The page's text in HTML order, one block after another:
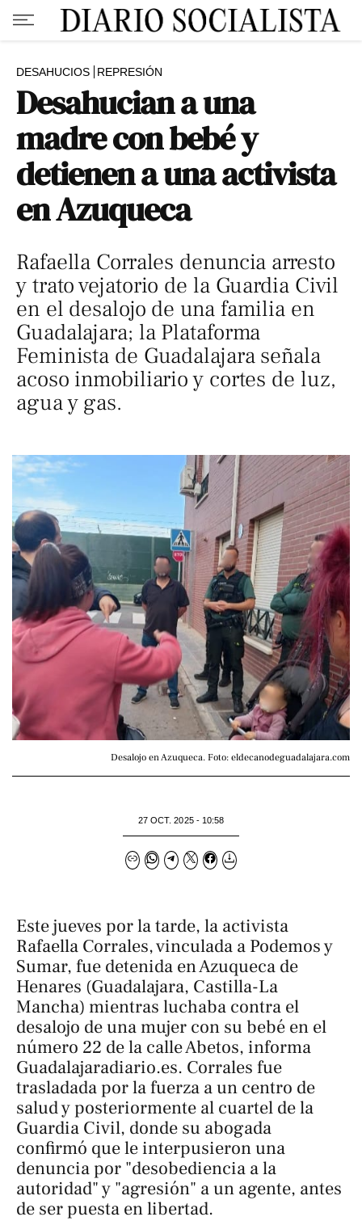
DESAHUCIOS REPRESIÓN
Desahucian a una
madre con bebé y
detienen a una activista
en Azuqueca
Rafaella Corrales denuncia arresto
y trato vejatorio de la Guardia Civil
en el desalojo de una familia en
Guadalajara; la Plataforma
Feminista de Guadalajara señala
acoso inmobiliario y cortes de luz,
agua y gas.
Desalojo en Azuqueca. Foto: eldecanodeguadalajara.com
27 OCT. 2025 - 10:58
Este jueves por la tarde, la activista
Rafaella Corrales, vinculada a Podemos y
Sumar, fue detenida en Azuqueca de
Henares (Guadalajara, Castilla-La
Mancha) mientras luchaba contra el
desalojo de una mujer con su bebé en el
número 22 de la calle Abetos, informa
Guadalajaradiario.es. Corrales fue
trasladada por la fuerza a un centro de
salud y posteriormente al cuartel de la
Guardia Civil, donde su abogada
confirmó que le interpusieron una
denuncia por "desobediencia a la
autoridad" y "agresión" a un agente, antes
de ser puesta en libertad.